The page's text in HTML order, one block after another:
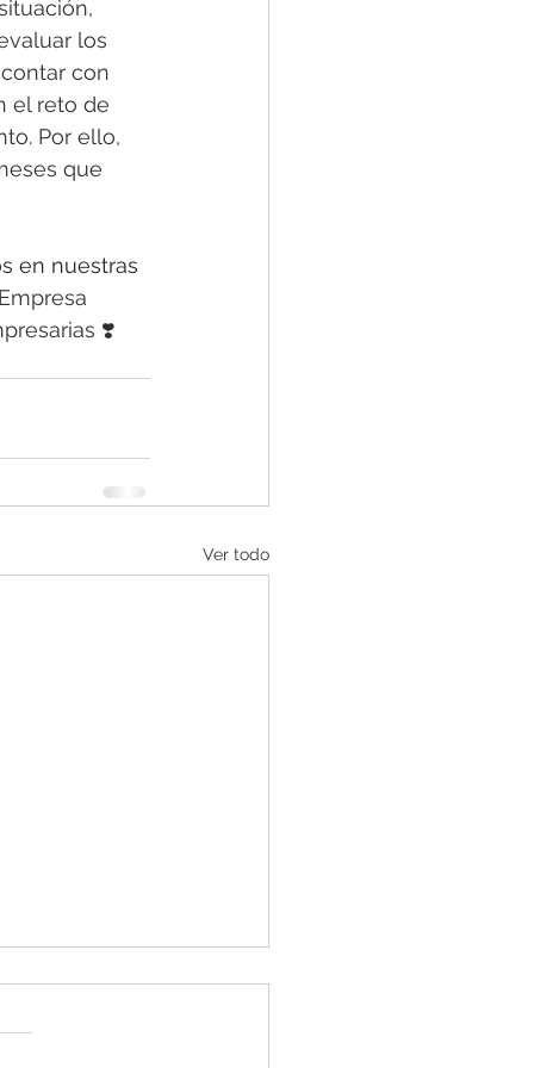
los
con
el reto de
Por ello,
que
en nuestras
❣️
Ver todo